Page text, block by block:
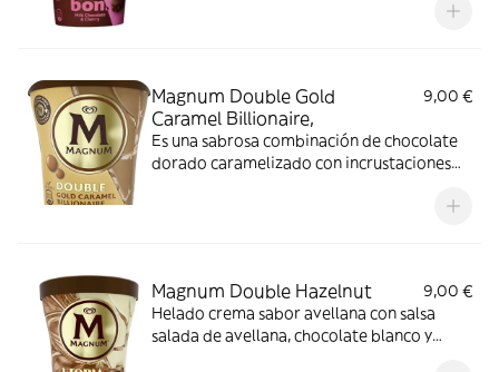
Magnum Double Gold
Caramel Billionaire,
9,00 €
Es una sabrosa combinación de chocolate
dorado caramelizado con incrustaciones
Magnum Double Hazelnut
9,00 €
Helado crema sabor avellana con salsa
salada de avellana, chocolate blanco y